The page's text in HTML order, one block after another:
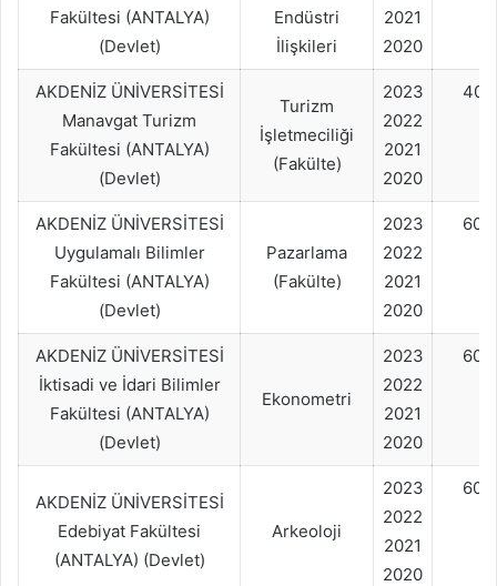
Fakültesi (ANTALYA)
(Devlet)
Endüstri
İlişkileri
2021
2020
AKDENİZ ÜNİVERSİTESİ
Manavgat Turizm
Fakültesi (ANTALYA)
(Devlet)
Turizm
İşletmeciliği
(Fakülte)
2023
2022
2021
2020
AKDENİZ ÜNİVERSİTESİ
Uygulamalı Bilimler
Fakültesi (ANTALYA)
(Devlet)
Pazarlama
(Fakülte)
2023
2022
2021
2020
AKDENİZ ÜNİVERSİTESİ
İktisadi ve İdari Bilimler
Fakültesi (ANTALYA)
(Devlet)
Ekonometri
2023
2022
2021
2020
AKDENİZ ÜNİVERSİTESİ
Edebiyat Fakültesi
(ANTALYA) (Devlet)
Arkeoloji
2023
2022
2021
2020